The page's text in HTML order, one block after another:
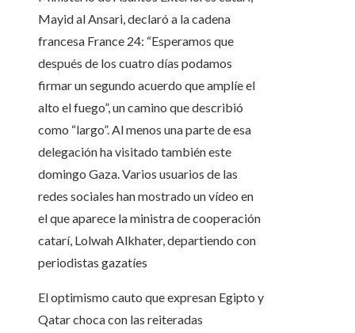
Mayid al Ansari, declaró a la cadena
francesa France 24: “Esperamos que
después de los cuatro días podamos
firmar un segundo acuerdo que amplíe el
alto el fuego”, un camino que describió
como “largo”. Al menos una parte de esa
delegación ha visitado también este
domingo Gaza. Varios usuarios de las
redes sociales han mostrado un vídeo en
el que aparece la ministra de cooperación
catarí, Lolwah Alkhater, departiendo con
periodistas gazatíes
El optimismo cauto que expresan Egipto y
Qatar choca con las reiteradas